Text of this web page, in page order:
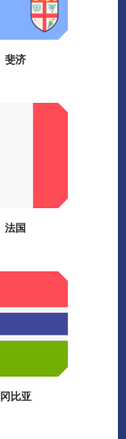
斐济
法国
冈比亚